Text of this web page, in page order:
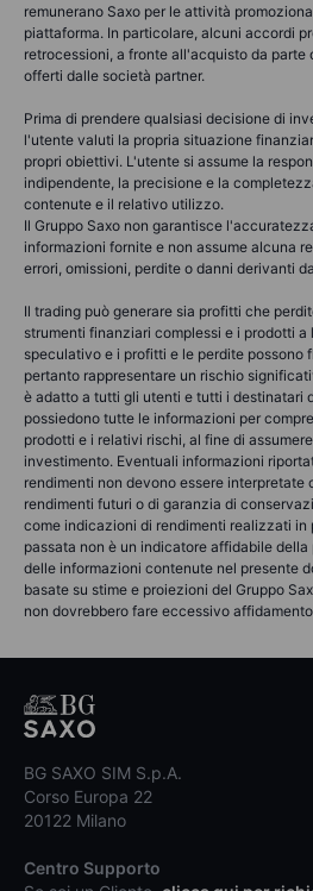
remunerano Saxo per le attività
piattaforma. In particolare, alcuni accordi
retrocessioni, a fronte all'acquisto da
offerti dalle società partner.
Prima di prendere qualsiasi decisione di
l'utente valuti la propria situazione
propri obiettivi. L'utente si assume la
indipendente, la precisione e la
contenute e il relativo utilizzo.
Il Gruppo Saxo non garantisce
informazioni fornite e non assume alcuna
errori, omissioni, perdite o danni derivanti
Il trading può generare sia profitti che
strumenti finanziari complessi e i prodotti a
speculativo e i profitti e le perdite possono
pertanto rappresentare un rischio
è adatto a tutti gli utenti e tutti i destinatari
possiedono tutte le informazioni per
prodotti e i relativi rischi, al fine di
investimento. Eventuali informazioni
rendimenti non devono essere interpretate
rendimenti futuri o di garanzia di
come indicazioni di rendimenti realizzati in
passata non è un indicatore affidabile
delle informazioni contenute nel presente
basate su stime e proiezioni del Gruppo
non dovrebbero fare eccessivo
BG SAXO SIM S.p.A.
Corso Europa 22
20122 Milano
Centro Supporto